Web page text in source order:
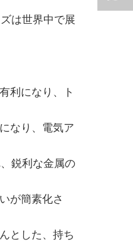
は世界中で展
利になり、ト
なり、電気ア
鋭利な金属の
が簡素化さ
とした、持ち